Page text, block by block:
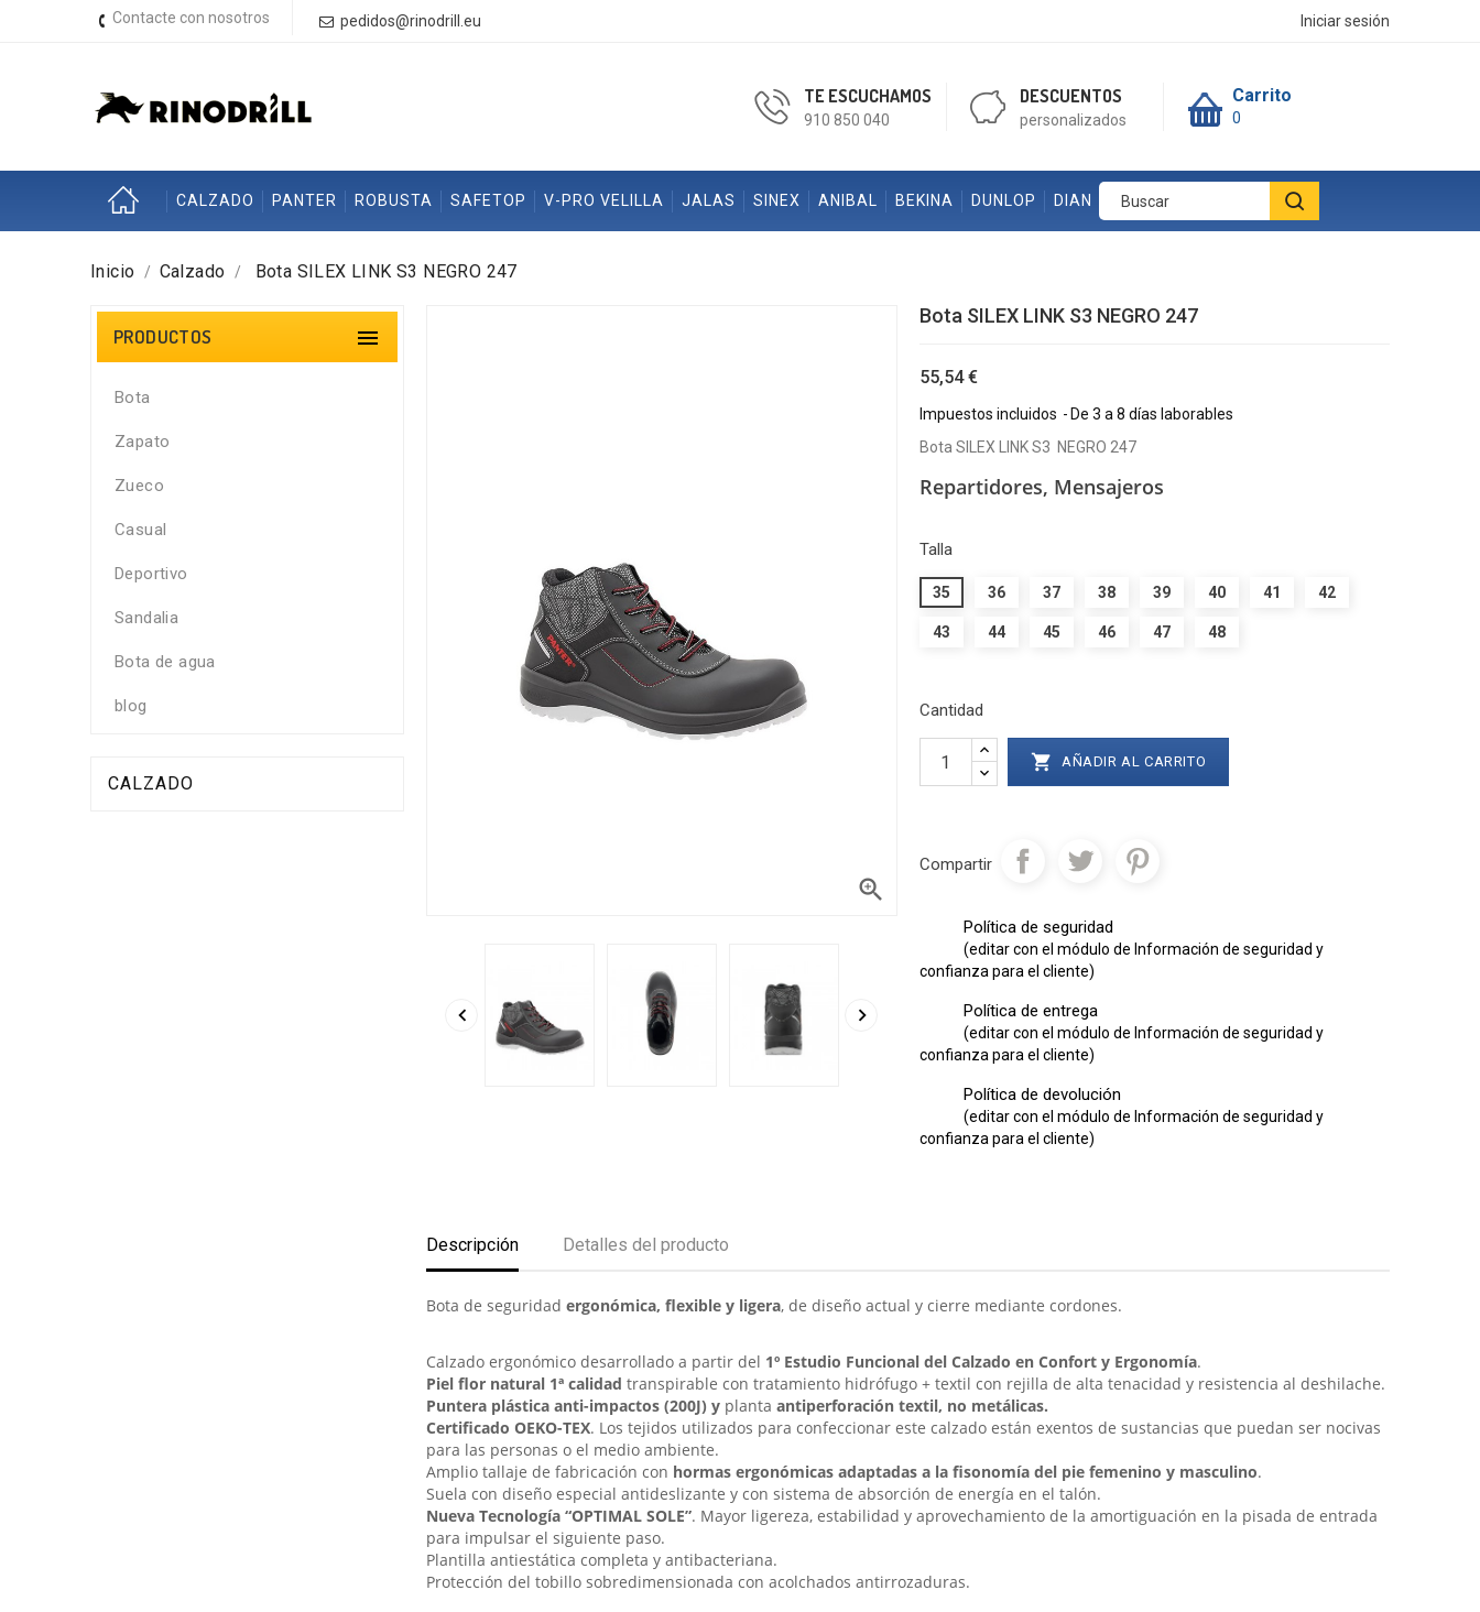
Contacte con nosotros pedidos@rinodrill.eu Iniciar sesión
Carrito
0
TE ESCUCHAMOS
910 850 040
DESCUENTOS
personalizados
CALZADO PANTER ROBUSTA SAFETOP V-PRO VELILLA JALAS SINEX ANIBAL BEKINA DUNLOP DIAN
Inicio Calzado Bota SILEX LINK S3 NEGRO 247
PRODUCTOS 
Bota
Zapato
Zueco
Casual
Deportivo
Sandalia
Bota de agua
blog
CALZADO

 
Bota SILEX LINK S3 NEGRO 247
55,54 €
Impuestos incluidos
De 3 a 8 días laborables
Bota SILEX LINK S3 NEGRO 247
Repartidores, Mensajeros
Talla
35 36 37 38 39 40 41 42
43 44 45 46 47 48
Cantidad
 AÑADIR AL CARRITO
Compartir
Política de seguridad
(editar con el módulo de Información de seguridad y
confianza para el cliente)
Política de entrega
(editar con el módulo de Información de seguridad y
confianza para el cliente)
Política de devolución
(editar con el módulo de Información de seguridad y
confianza para el cliente)
Descripción Detalles del producto
Bota de seguridad ergonómica, flexible y ligera, de diseño actual y cierre mediante cordones.
Calzado ergonómico desarrollado a partir del 1º Estudio Funcional del Calzado en Confort y Ergonomía.
Piel flor natural 1ª calidad transpirable con tratamiento hidrófugo + textil con rejilla de alta tenacidad y resistencia al deshilache.
Puntera plástica anti-impactos (200J) y planta antiperforación textil, no metálicas.
Certificado OEKO-TEX. Los tejidos utilizados para confeccionar este calzado están exentos de sustancias que puedan ser nocivas
para las personas o el medio ambiente.
Amplio tallaje de fabricación con hormas ergonómicas adaptadas a la fisonomía del pie femenino y masculino.
Suela con diseño especial antideslizante y con sistema de absorción de energía en el talón.
Nueva Tecnología “OPTIMAL SOLE”. Mayor ligereza, estabilidad y aprovechamiento de la amortiguación en la pisada de entrada
para impulsar el siguiente paso.
Plantilla antiestática completa y antibacteriana.
Protección del tobillo sobredimensionada con acolchados antirrozaduras.